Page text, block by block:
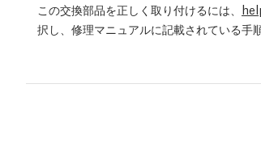
この交換部品を正しく取り付けるには、
択し、修理マニュアルに記載されている手